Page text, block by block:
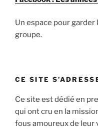
Un espace pour
groupe.
CE SITE
Ce site est dédié en
qui ont cru en la
fous amoureux de leur